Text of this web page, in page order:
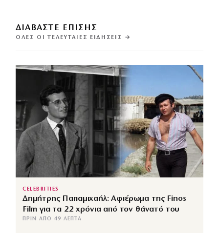
ΔΙΑΒΑΣΤΕ ΕΠΙΣΗΣ
ΌΛΕΣ ΟΙ ΤΕΛΕΥΤΑΊΕΣ ΕΙΔΉΣΕΙΣ →
CELEBRITIES
Δημήτρης Παπαμιχαήλ: Αφιέρωμα της Finos
Film για τα 22 χρόνια από τον θάνατό του
ΠΡΙΝ ΑΠΌ 49 ΛΕΠΤΆ